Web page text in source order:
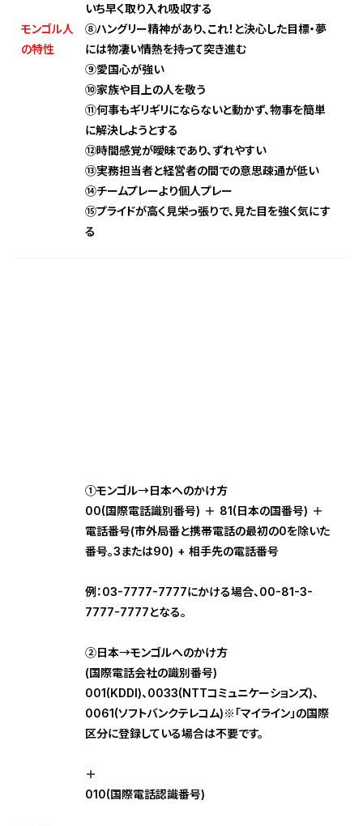
モンゴル人
の特性
いち早く取り入れ吸収する
⑧ハングリー精神があり、これ！と決心した目標・夢
には物凄い情熱を持って突き進む
⑨愛国心が強い
⑩家族や目上の人を敬う
⑪何事もギリギリにならないと動かず、物事を簡単
に解決しようとする
⑫時間感覚が曖昧であり、ずれやすい
⑬実務担当者と経営者の間での意思疎通が低い
⑭チームプレーより個人プレー
⑮プライドが高く見栄っ張りで、見た目を強く気にす
る
①モンゴル→日本へのかけ方
00(国際電話識別番号) ＋ 81(日本の国番号) ＋
電話番号(市外局番と携帯電話の最初の0を除いた
番号。3または90) + 相手先の電話番号
例：03-7777-7777にかける場合、00-81-3-
7777-7777となる。
②日本→モンゴルへのかけ方
(国際電話会社の識別番号)
001(KDDI)、0033(NTTコミュニケーションズ)、
0061(ソフトバンクテレコム)※｢マイライン」の国際
区分に登録している場合は不要です。
＋
010(国際電話認識番号)